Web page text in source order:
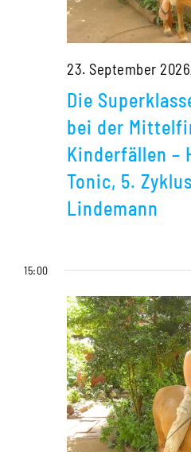
Die
bei der
Kinderfällen –
Tonic, 5.
Lindemann
23. September
15:00